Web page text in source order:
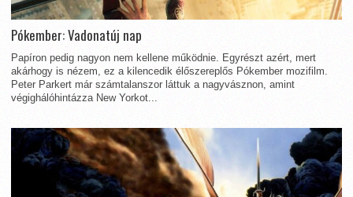
Pókember: Vadonatúj nap
Papíron pedig nagyon nem kellene működnie. Egyrészt azért, mert
akárhogy is nézem, ez a kilencedik élőszereplős Pókember mozifilm.
Peter Parkert már számtalanszor láttuk a nagyvásznon, amint
végighálóhintázza New Yorkot...